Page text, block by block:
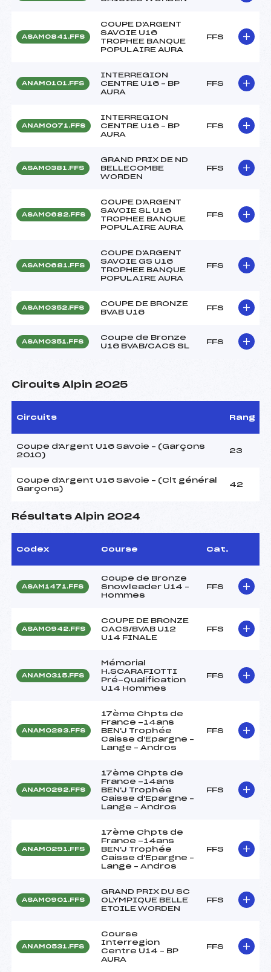
ASAM0841.FFS
COUPE D'ARGENT
SAVOIE U16
TROPHEE BANQUE
POPULAIRE AURA
FFS
ANAM0101.FFS
INTERREGION
CENTRE U16 – BP
AURA
FFS
ANAM0071.FFS
INTERREGION
CENTRE U16 – BP
AURA
FFS
ASAM0381.FFS
GRAND PRIX DE ND
BELLECOMBE
WORDEN
FFS
ASAM0682.FFS
COUPE D'ARGENT
SAVOIE SL U16
TROPHEE BANQUE
POPULAIRE AURA
FFS
ASAM0681.FFS
COUPE D'ARGENT
SAVOIE GS U16
TROPHEE BANQUE
POPULAIRE AURA
FFS
ASAM0352.FFS
COUPE DE BRONZE
BVAB U16
FFS
ASAM0351.FFS
Coupe de Bronze
U16 BVAB/CACS SL
FFS
Circuits Alpin 2025
Circuits Rang
Coupe d'Argent U16 Savoie – (Garçons
2010)
23
Coupe d'Argent U16 Savoie – (Clt général
Garçons)
42
Résultats Alpin 2024
Codex Course Cat.
ASAM1471.FFS
Coupe de Bronze
Snowleader U14 –
Hommes
FFS
ASAM0942.FFS
COUPE DE BRONZE
CACS/BVAB U12
U14 FINALE
FFS
ANAM0315.FFS
Mémorial
H.SCARAFIOTTI
Pré-Qualification
U14 Hommes
FFS
ANAM0293.FFS
17ème Chpts de
France -14ans
BEN'J Trophée
Caisse d'Epargne –
Lange – Andros
FFS
ANAM0292.FFS
17ème Chpts de
France -14ans
BEN'J Trophée
Caisse d'Epargne –
Lange – Andros
FFS
ANAM0291.FFS
17ème Chpts de
France -14ans
BEN'J Trophée
Caisse d'Epargne –
Lange – Andros
FFS
ASAM0901.FFS
GRAND PRIX DU SC
OLYMPIQUE BELLE
ETOILE WORDEN
FFS
ANAM0531.FFS
Course
Interregion
Centre U14 – BP
AURA
FFS